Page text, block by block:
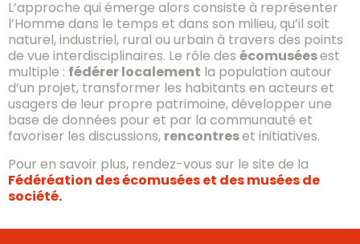
L’approche qui émerge alors consiste à représenter
l’Homme dans le temps et dans son milieu, qu’il soit
naturel, industriel, rural ou urbain à travers des points
de vue interdisciplinaires. Le rôle des écomuséesest
multiple : fédérer localement la population autour
d’un projet, transformer les habitants en acteurs et
usagers de leur propre patrimoine, développer une
base de données pour et par la communauté et
favoriser les discussions, rencontreset initiatives.
Pour en savoir plus, rendez-vous sur le site de la
Fédéréation des écomusées et des musées de
société.